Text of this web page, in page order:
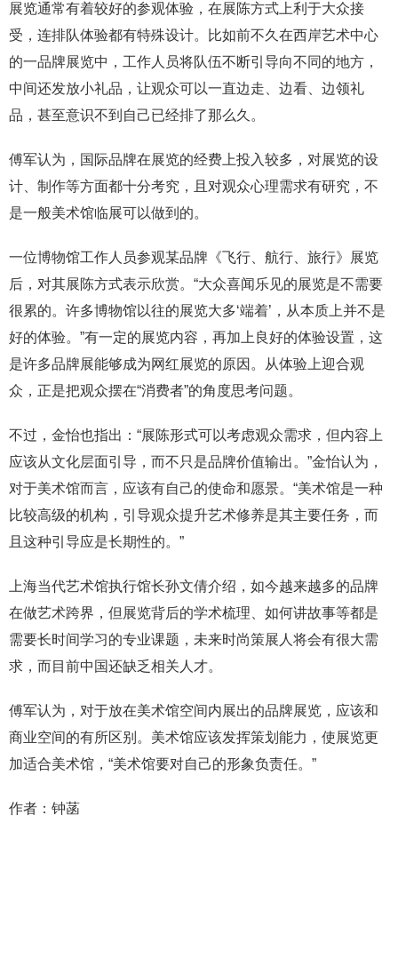
展览通常有着较好的参观体验，在展陈方式上利于大众接
受，连排队体验都有特殊设计。比如前不久在西岸艺术中心
的一品牌展览中，工作人员将队伍不断引导向不同的地方，
中间还发放小礼品，让观众可以一直边走、边看、边领礼
品，甚至意识不到自己已经排了那么久。
傅军认为，国际品牌在展览的经费上投入较多，对展览的设
计、制作等方面都十分考究，且对观众心理需求有研究，不
是一般美术馆临展可以做到的。
一位博物馆工作人员参观某品牌《飞行、航行、旅行》展览
后，对其展陈方式表示欣赏。“大众喜闻乐见的展览是不需要
很累的。许多博物馆以往的展览大多‘端着’，从本质上并不是
好的体验。”有一定的展览内容，再加上良好的体验设置，这
是许多品牌展能够成为网红展览的原因。从体验上迎合观
众，正是把观众摆在“消费者”的角度思考问题。
不过，金怡也指出：“展陈形式可以考虑观众需求，但内容上
应该从文化层面引导，而不只是品牌价值输出。”金怡认为，
对于美术馆而言，应该有自己的使命和愿景。“美术馆是一种
比较高级的机构，引导观众提升艺术修养是其主要任务，而
且这种引导应是长期性的。”
上海当代艺术馆执行馆长孙文倩介绍，如今越来越多的品牌
在做艺术跨界，但展览背后的学术梳理、如何讲故事等都是
需要长时间学习的专业课题，未来时尚策展人将会有很大需
求，而目前中国还缺乏相关人才。
傅军认为，对于放在美术馆空间内展出的品牌展览，应该和
商业空间的有所区别。美术馆应该发挥策划能力，使展览更
加适合美术馆，“美术馆要对自己的形象负责任。”
作者：钟菡